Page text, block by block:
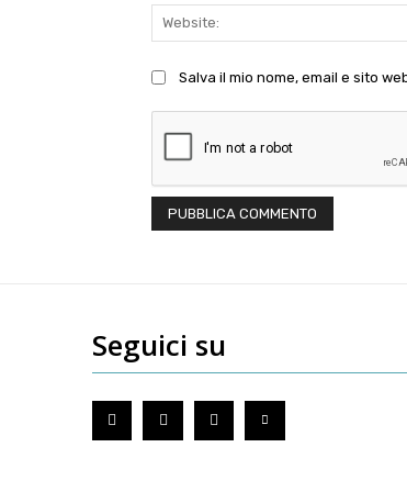
Salva il mio nome, email e sito
Seguici su